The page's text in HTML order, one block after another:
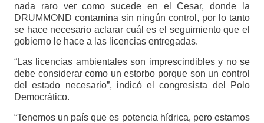
nada raro ver como sucede en el Cesar, donde la
DRUMMOND contamina sin ningún control, por lo tanto
se hace necesario aclarar cuál es el seguimiento que el
gobierno le hace a las licencias entregadas.
“Las licencias ambientales son imprescindibles y no se
debe considerar como un estorbo porque son un control
del estado necesario”, indicó el congresista del Polo
Democrático.
“Tenemos un país que es potencia hídrica, pero estamos